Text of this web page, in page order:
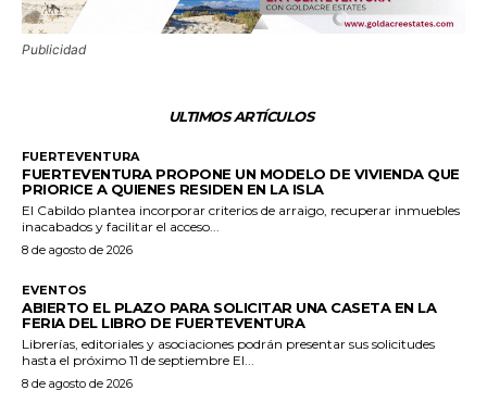
Publicidad
ULTIMOS ARTÍCULOS
FUERTEVENTURA
FUERTEVENTURA PROPONE UN MODELO DE VIVIENDA QUE
PRIORICE A QUIENES RESIDEN EN LA ISLA
El Cabildo plantea incorporar criterios de arraigo, recuperar inmuebles
inacabados y facilitar el acceso...
8 de agosto de 2026
EVENTOS
ABIERTO EL PLAZO PARA SOLICITAR UNA CASETA EN LA
FERIA DEL LIBRO DE FUERTEVENTURA
Librerías, editoriales y asociaciones podrán presentar sus solicitudes
hasta el próximo 11 de septiembre El...
8 de agosto de 2026